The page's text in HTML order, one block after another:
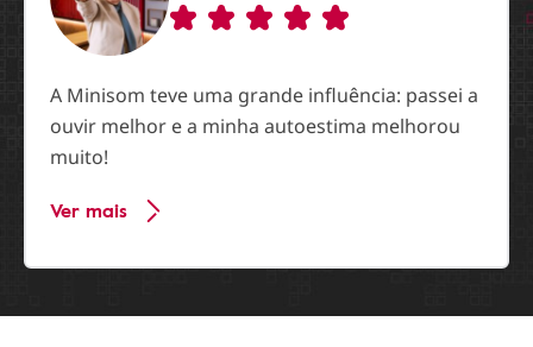
A Minisom teve uma grande influência: passei a
ouvir melhor e a minha autoestima melhorou
muito!
Ver mais